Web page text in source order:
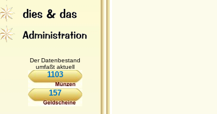
Der Datenbestand
umfaßt aktuell
1103
157